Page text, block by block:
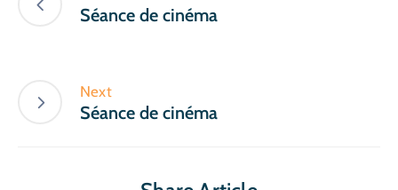
Séance de cinéma
Next
Séance de cinéma